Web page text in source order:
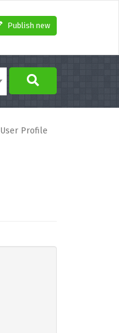
Publish new
User Profile